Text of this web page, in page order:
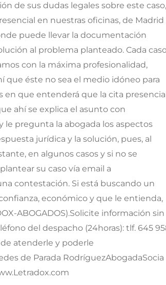
de sus dudas legales sobre este caso,
en nuestras oficinas, de Madrid
puede llevar la documentación
al problema planteado. Cada
con la máxima profesionalidad,
que éste no sea el medio idóneo para
en que entenderá que la cita presencial
ahí se explica el asunto con
pregunta la abogada los aspectos
jurídica y la solución, pues, al
en algunos casos y si no se
su caso vía email a
contestación. Si está buscando un
económico y que le entienda,
ABOGADOS).Solicite información sin
del despacho (24horas): tlf. 645
atenderle y poderle
de Parada RodríguezAbogadaSocia